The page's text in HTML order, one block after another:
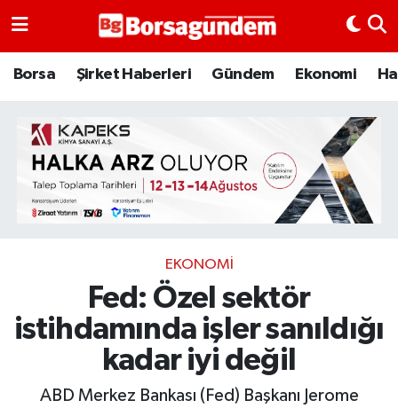
Borsa Şirket Haberleri Gündem Ekonomi
EKONOMI
Fed: Özel sektör
istihdamında işler sanıldığı
kadar iyi değil
ABD Merkez Bankası (Fed) Başkanı Jerome
Borsa
Emtia
Galeri
Şirket Haberleri